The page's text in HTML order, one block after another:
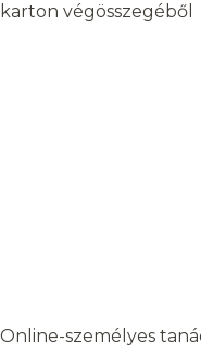
karton végösszegéből
Online-személyes